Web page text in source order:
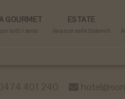
401 240
GOURMET
tutti i sensi
ESTATE
Vacanze nelle Dolomiti